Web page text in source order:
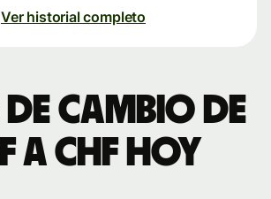
Ver historial completo
cambio de
a CHF hoy